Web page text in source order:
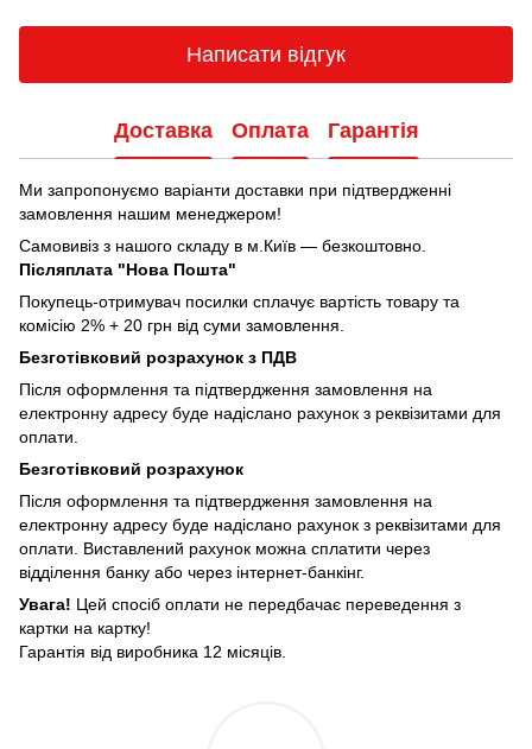
Написати відгук
Доставка Оплата Гарантія
Ми запропонуємо варіанти доставки при підтвердженні
замовлення нашим менеджером!
Самовивіз з нашого складу в м.Київ — безкоштовно.
Післяплата "Нова Пошта"
Покупець-отримувач посилки сплачує вартість товару та
комісію 2% + 20 грн від суми замовлення.
Безготівковий розрахунок з ПДВ
Після оформлення та підтвердження замовлення на
електронну адресу буде надіслано рахунок з реквізитами для
оплати.
Безготівковий розрахунок
Після оформлення та підтвердження замовлення на
електронну адресу буде надіслано рахунок з реквізитами для
оплати. Виставлений рахунок можна сплатити через
відділення банку або через інтернет-банкінг.
Увага! Цей спосіб оплати не передбачає переведення з
картки на картку!
Гарантія від виробника 12 місяців.